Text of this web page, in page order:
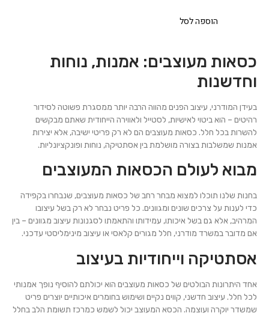
הוספה לסל
כסאות מעוצבים: אמנות, נוחות
וחדשנות
בעידן המודרני, עיצוב הפנים מהווה הרבה יותר ממסגרת פשוטה לסידור
רהיטים – הוא ביטוי לאישיות, לסטייל ולאווירה הייחודית שאתם מבקשים
להשרות בכל חלל. כסאות מעוצבים הם לא רק פריטי ישיבה, אלא יצירות
אמנות שמשלבות בצורה מושלמת בין אסתטיקה, נוחות ופונקציונליות.
מבוא לעולם הכסאות המעוצבים
בחנות שלנו תוכלו למצוא מבחר רחב של כסאות מעוצבים, שנבחרו בקפידה
כדי לענות על צרכים שונים ומגוונים. כל פריט נבחר לא רק בשל עיצובו
המרהיב, אלא גם בשל איכותו, עמידותו והתאמתו לסגנונות עיצוב מגוונים – בין
אם מדובר במשרד מודרני, חלל מגורים קלאסי או עיצוב מינימליסטי עדכני.
אסתטיקה וייחודיות בעיצוב
אחד היתרונות הבולטים של כסאות מעוצבים הוא יכולתם להוסיף נופך אמנותי
לכל חלל. עיצוב חדשני, קווים נקיים ושימוש בחומרים איכותיים יוצרים פריט
שמשדר יוקרה ועוצמה. הכסא המעוצב יכול לשמש כמרכז תשומת הלב בחלל